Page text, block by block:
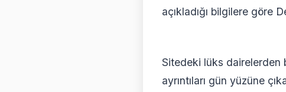
açıkladığı bilgilere göre
Sitedeki lüks dairelerden
ayrıntıları gün yüzüne